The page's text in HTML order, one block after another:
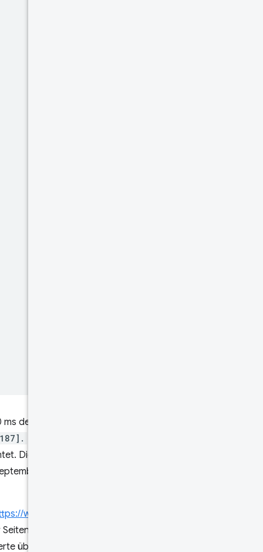
des Messwerts
Die fünfte Dichte (0,9183)
2022 endete.Die
web.dev
LCP-Werte
über 4.000 ms hatten.